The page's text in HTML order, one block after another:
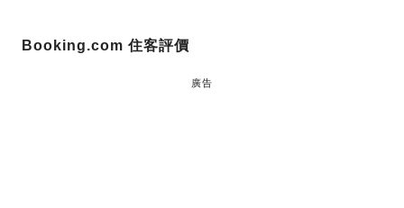
Booking.com 住客評價
廣告